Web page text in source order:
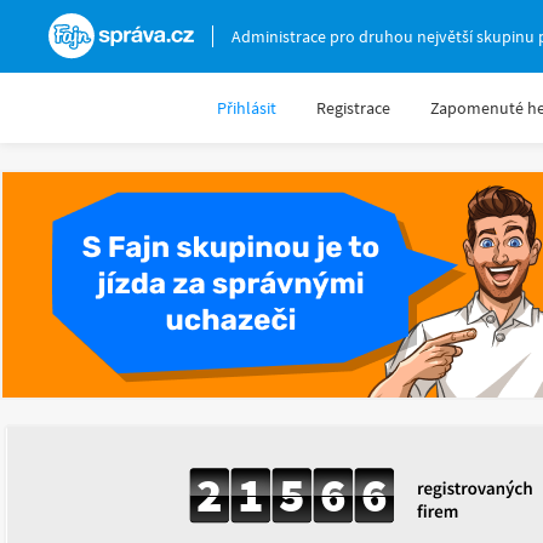
Fajnsprava.cz
Administrace pro druhou největší skupinu
Přihlásit Registrace Zapomenuté
2 1 5 6 6